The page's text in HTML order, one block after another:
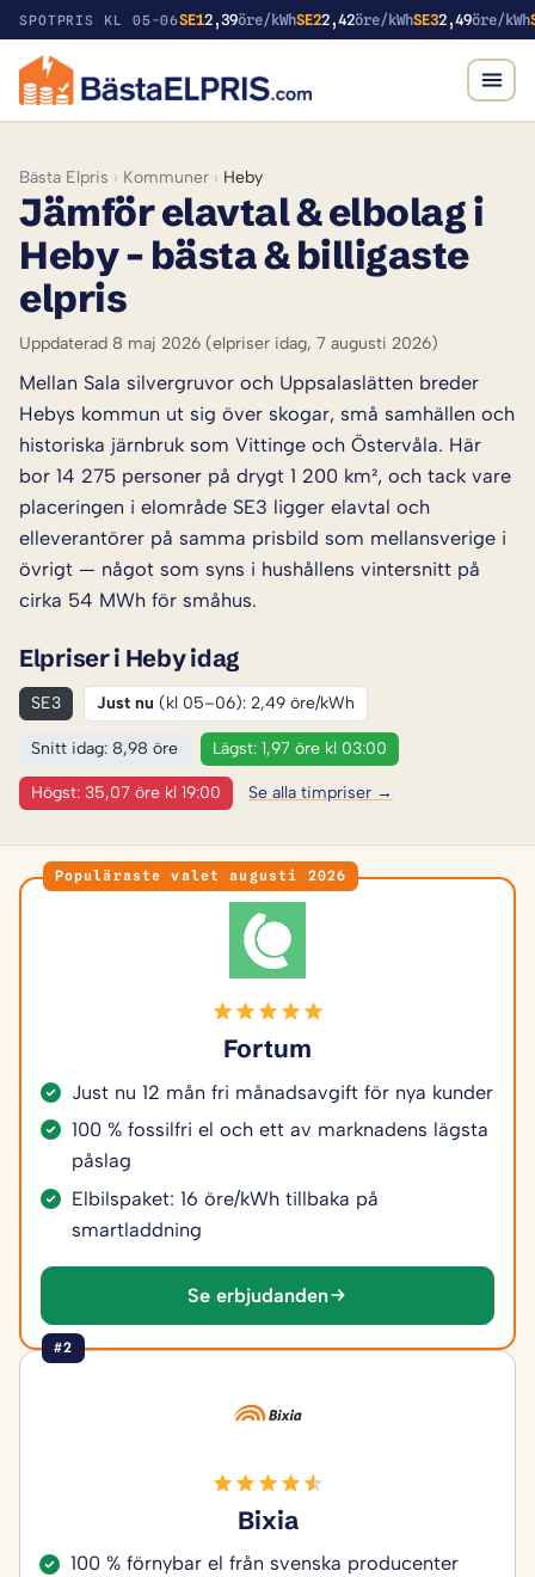
SPOTPRIS KL 05-06SE12,39öre/kWhSE22,42öre/kWhSE32,49öre/kWh
Bästa Elpris › Kommuner › Heby
Jämför elavtal & elbolag i
Heby – bästa & billigaste
elpris
Uppdaterad 8 maj 2026 (elpriser idag, 7 augusti 2026)
Mellan Sala silvergruvor och Uppsalaslätten breder
Hebys kommun ut sig över skogar, små samhällen och
historiska järnbruk som Vittinge och Östervåla. Här
bor 14 275 personer på drygt 1 200 km², och tack vare
placeringen i elområde SE3 ligger elavtal och
elleverantörer på samma prisbild som mellansverige i
övrigt — något som syns i hushållens vintersnitt på
cirka 54 MWh för småhus.
Elpriser i Heby idag
SE3 Just nu (kl 05–06): 2,49 öre/kWh
Snitt idag: 8,98 öre Lägst: 1,97 öre kl 03:00
Högst: 35,07 öre kl 19:00 Se alla timpriser →
Populäraste valet augusti 2026
Fortum
Just nu 12 mån fri månadsavgift för nya kunder
100 % fossilfri el och ett av marknadens lägsta
påslag
Elbilspaket: 16 öre/kWh tillbaka på
smartladdning
Se erbjudanden
#2
Bixia
100 % förnybar el från svenska producenter